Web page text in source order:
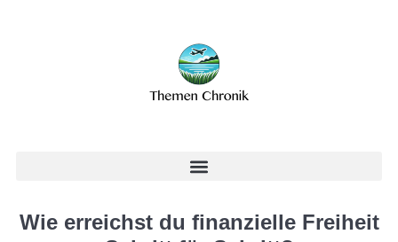
Wie erreichst du finanzielle Freiheit